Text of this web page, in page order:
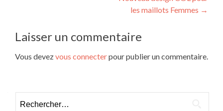
les maillots Femmes →
Laisser un commentaire
Vous devezvous connecterpour publier un commentaire.